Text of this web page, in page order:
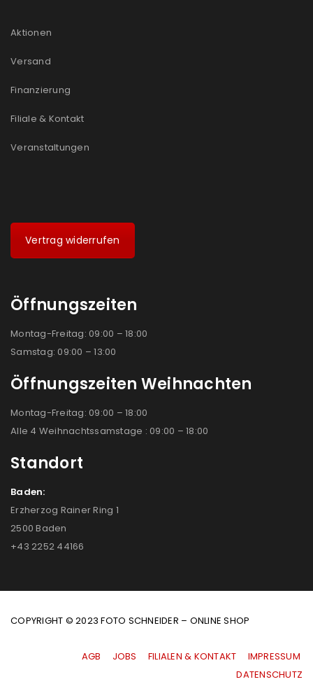
Aktionen
Versand
Finanzierung
Filiale & Kontakt
Veranstaltungen
Vertrag widerrufen
Öffnungszeiten
Montag-Freitag: 09:00 – 18:00
Samstag: 09:00 – 13:00
Öffnungszeiten Weihnachten
Montag-Freitag: 09:00 – 18:00
Alle 4 Weihnachtssamstage : 09:00 – 18:00
Standort
Baden:
Erzherzog Rainer Ring 1
2500 Baden
+43 2252 44166
COPYRIGHT © 2023 FOTO SCHNEIDER – ONLINE SHOP
AGB JOBS FILIALEN & KONTAKT
IMPRESSUM
|DATENSCHUTZ